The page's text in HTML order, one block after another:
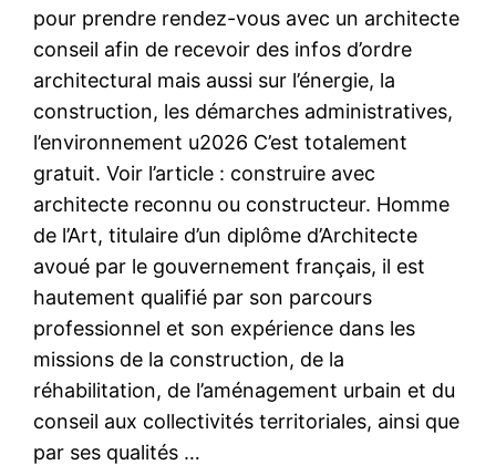
pour prendre rendez-vous avec un architecte
conseil afin de recevoir des infos d’ordre
architectural mais aussi sur l’énergie, la
construction, les démarches administratives,
l’environnement u2026 C’est totalement
gratuit. Voir l’article : construire avec
architecte reconnu ou constructeur. Homme
de l’Art, titulaire d’un diplôme d’Architecte
avoué par le gouvernement français, il est
hautement qualifié par son parcours
professionnel et son expérience dans les
missions de la construction, de la
réhabilitation, de l’aménagement urbain et du
conseil aux collectivités territoriales, ainsi que
par ses qualités …